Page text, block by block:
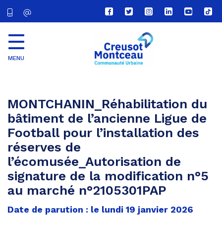
Lien
vers
compte
Facebook
Lien
vers
compte
Twitter
Lien
vers
le
compte
Lien
vers
Lien
vers
Lien
vers
MENU
MONTCHANIN_Réhabilitation du
bâtiment de l’ancienne Ligue de
Football pour l’installation des
réserves de
l’écomusée_Autorisation de
signature de la modification n°5
au marché n°2105301PAP
Date de parution : le lundi 19 janvier 2026